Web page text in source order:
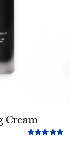
Cream